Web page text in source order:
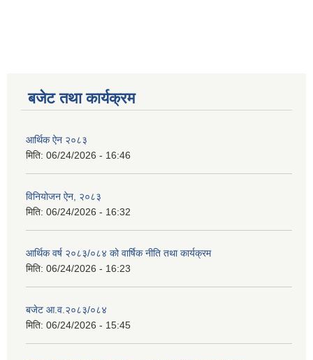
बजेट तथा कार्यक्रम
आर्थिक ऐन २०८३
मिति: 06/24/2026 - 16:46
विनियोजन ऐन, २०८३
मिति: 06/24/2026 - 16:32
आर्थिक वर्ष २०८३/०८४ को वार्षिक नीति तथा कार्यक्रम
मिति: 06/24/2026 - 16:23
बजेट आ.व.२०८३/०८४
मिति: 06/24/2026 - 15:45